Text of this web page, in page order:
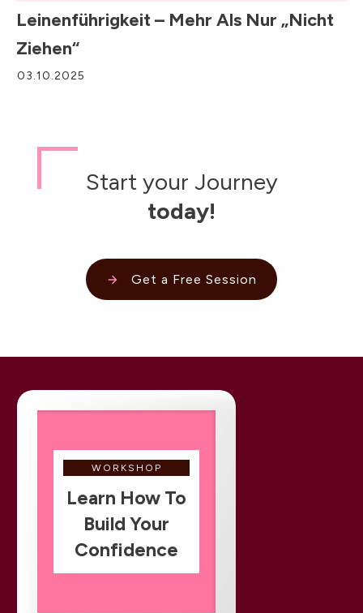
Leinenführigkeit – Mehr Als Nur „nicht
Ziehen“
03.10.2025
Start your Journey
today!
Get a Free Session
WORKSHOP
Learn How To
Build Your
Confidence